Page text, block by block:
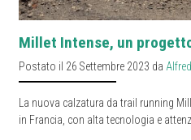
Millet Intense, un
Postato il 26 Settembre 2023 da
La nuova calzatura da trail running
in Francia, con alta tecnologia e